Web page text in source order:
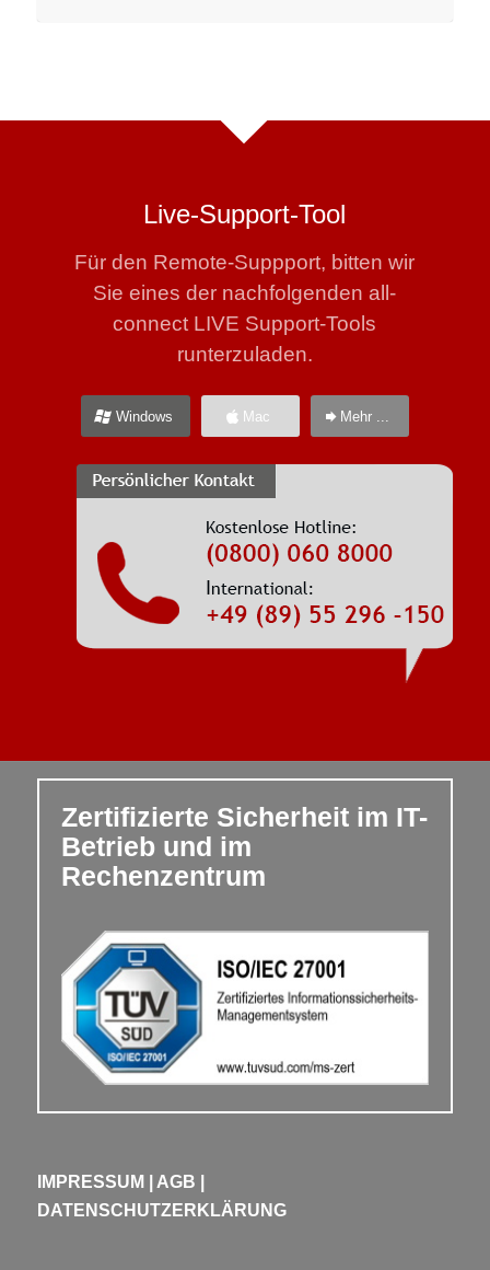
Live-Support-Tool
Für den Remote-Suppport, bitten wir
Sie eines der nachfolgenden all-
connect LIVE Support-Tools
runterzuladen.
Windows Mac Mehr ...
Zertifizierte Sicherheit im IT-
Betrieb und im
Rechenzentrum
IMPRESSUM AGB
DATENSCHUTZERKLÄRUNG